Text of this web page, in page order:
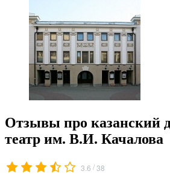
Отзывы про казанский
театр им. В.И. Качалова
3.6 /38